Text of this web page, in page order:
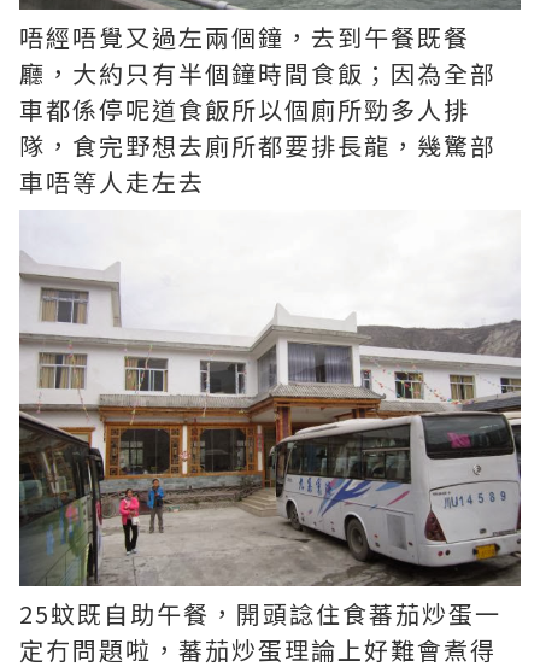
唔經唔覺又過左兩個鐘，去到午餐既餐
廳，大約只有半個鐘時間食飯；因為全部
車都係停呢道食飯所以個廁所勁多人排
隊，食完野想去廁所都要排長龍，幾驚部
車唔等人走左去
25蚊既自助午餐，開頭諗住食蕃茄炒蛋一
定冇問題啦，蕃茄炒蛋理論上好難會煮得